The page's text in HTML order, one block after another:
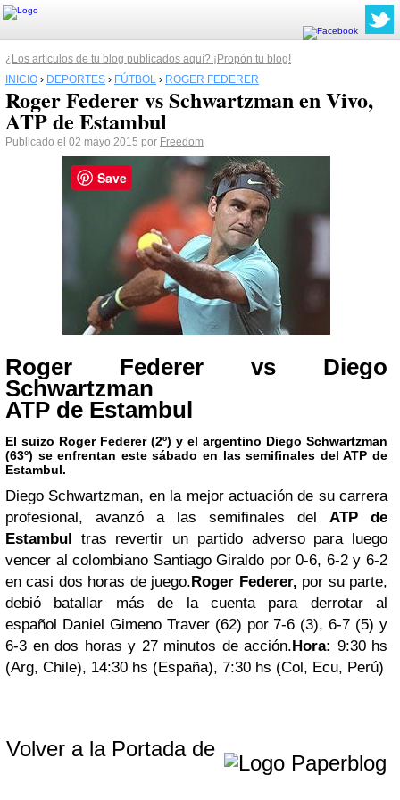
¿Los artículos de tu blog publicados aquí? ¡Propón tu blog!
INICIO › DEPORTES › FÚTBOL › ROGER FEDERER
Roger Federer vs Schwartzman en Vivo,
ATP de Estambul
Publicado el 02 mayo 2015 por Freedom
Roger Federer vs Diego
Schwartzman
ATP de Estambul
El suizo Roger Federer (2º) y el argentino Diego Schwartzman
(63º) se enfrentan este sábado en las semifinales del ATP de
Estambul.
Diego Schwartzman, en la mejor actuación de su carrera
profesional, avanzó a las semifinales del ATP de
Estambul tras revertir un partido adverso para luego
vencer al colombiano Santiago Giraldo por 0-6, 6-2 y 6-2
en casi dos horas de juego.Roger Federer, por su parte,
debió batallar más de la cuenta para derrotar al
español Daniel Gimeno Traver(62) por 7-6 (3), 6-7 (5) y
6-3 en dos horas y 27 minutos de acción.Hora: 9:30 hs
(Arg, Chile), 14:30 hs (España), 7:30 hs (Col, Ecu, Perú)
Volver a la Portada de
Save